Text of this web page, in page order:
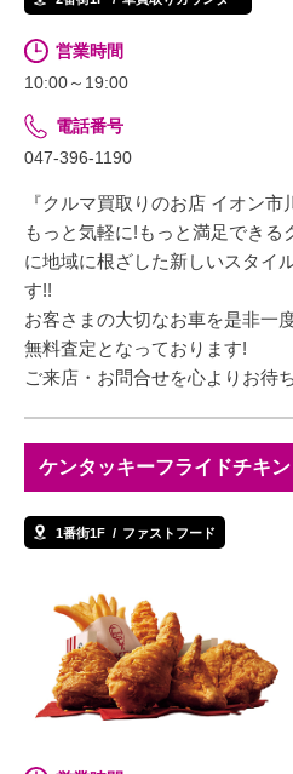
営業時間
10:00～19:00
電話番号
047-396-1190
『クルマ買取りのお店 イオン市
もっと気軽に!もっと満足できる
に地域に根ざした新しいスタイ
す!!
お客さまの大切なお車を是非一
無料査定となっております!
ご来店・お問合せを心よりお待
ケンタッキーフライドチキン
1番街1F ファストフード